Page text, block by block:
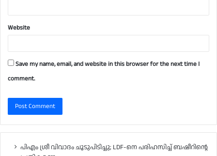
Website
Save my name, email, and website in this browser for the next time I
comment.
പിഎം ശ്രീ വിവാദം ചൂടുപിടിച്ചു; LDF-നെ പരിഹസിച്ച് ബഷീറിന്റെ